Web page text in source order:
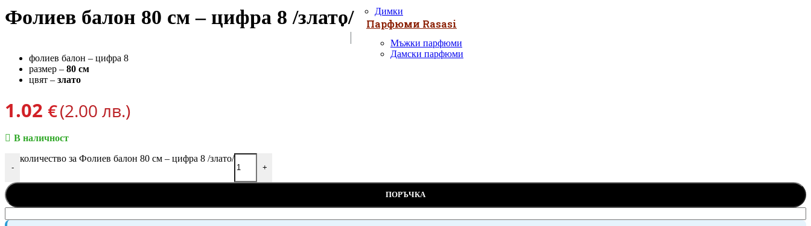
Димки
Парфюми Rasasi
Мъжки парфюми
Дамски парфюми
Фолиев балон 80 см – цифра 8 /злато/
фолиев балон – цифра 8
размер – 80 см
цвят – злато
1.02 €(2.00 лв.)
В наличност
-
количество за Фолиев балон 80 см – цифра 8 /злато/
+
ПОРЪЧКА